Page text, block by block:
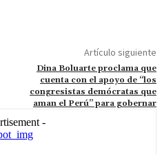
Artículo siguiente
Dina Boluarte proclama que
cuenta con el apoyo de “los
congresistas demócratas que
aman el Perú” para gobernar
-